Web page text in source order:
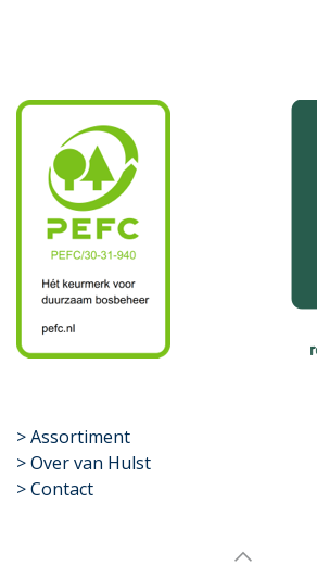
​>Assortiment
> Over van Hulst
> Contact